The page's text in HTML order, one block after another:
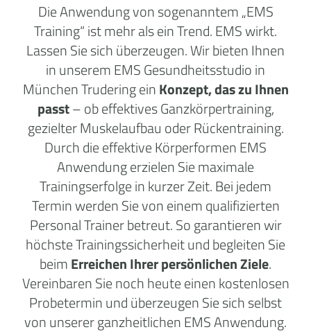
Die Anwendung von sogenanntem „EMS
Training“ ist mehr als ein Trend. EMS wirkt.
Lassen Sie sich überzeugen. Wir bieten Ihnen
in unserem EMS Gesundheitsstudio in
München Trudering einKonzept, das zu Ihnen
passt– ob effektives Ganzkörpertraining,
gezielter Muskelaufbau oder Rückentraining.
Durch die effektive Körperformen EMS
Anwendung erzielen Sie maximale
Trainingserfolge in kurzer Zeit. Bei jedem
Termin werden Sie von einem qualifizierten
Personal Trainer betreut. So garantieren wir
höchste Trainingssicherheit und begleiten Sie
beimErreichen Ihrer persönlichen Ziele.
Vereinbaren Sie noch heute einen kostenlosen
Probetermin und überzeugen Sie sich selbst
von unserer ganzheitlichen EMS Anwendung.